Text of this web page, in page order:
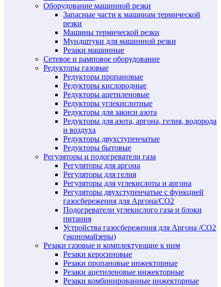
Оборудование машинной резки
Запасные части к машинам термической
резки
Машины термической резки
Мундштуки для машинной резки
Резаки машинные
Сетевое и рамповое оборудование
Редукторы газовые
Редукторы пропановые
Редукторы кислородные
Редукторы ацетиленовые
Редукторы углекислотные
Редукторы для закиси азота
Редукторы для азота, аргона, гелия, водорода
и воздуха
Редукторы двухступенчатые
Редукторы бытовые
Регуляторы и подогреватели газа
Регуляторы для аргона
Регуляторы для гелия
Регуляторы для углекислоты и аргона
Регуляторы двухступенчатые c функцией
газосбережения для Аргона/СО2
Подогреватели углекислого газа и блоки
питания
Устройства газосбережения для Аргона /СО2
(экономайзеры)
Резаки газовые и комплектующие к ним
Резаки керосиновые
Резаки пропановые инжекторные
Резаки ацетиленовые инжекторные
Резаки комбинированные инжекторные